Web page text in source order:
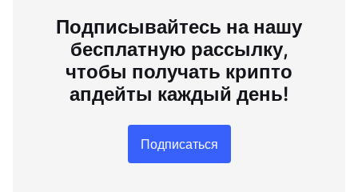
Подписывайтесь на нашу
бесплатную рассылку,
чтобы получать крипто
апдейты каждый день!
Подписаться